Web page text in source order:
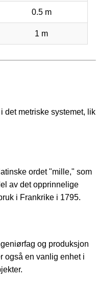
0.5 m
1 m
det metriske systemet, lik
ordet "mille," som
av det opprinnelige
i Frankrike i 1795.
og produksjon
også en vanlig enhet i